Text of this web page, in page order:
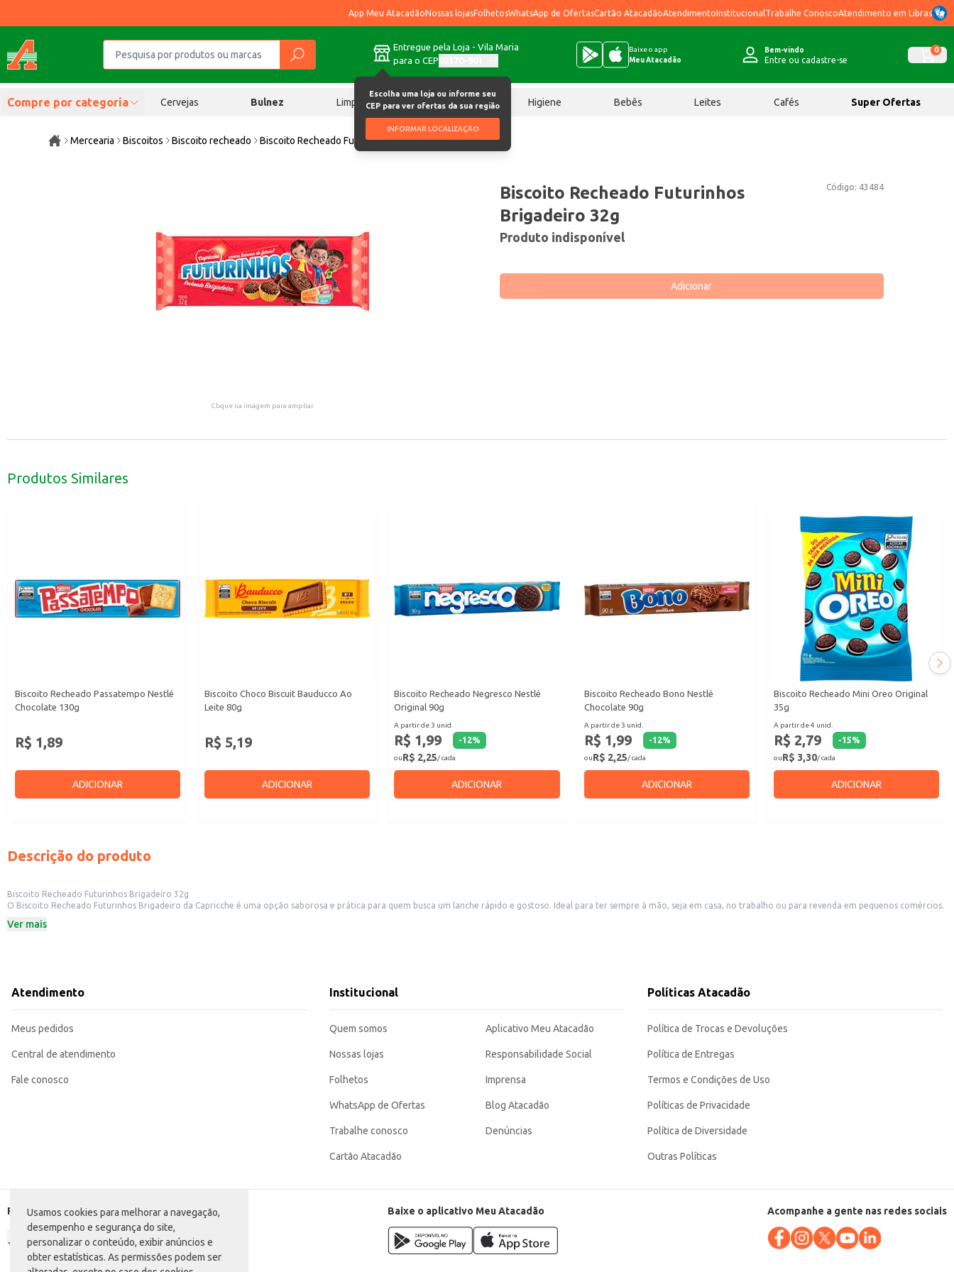
Usamos cookies para melhorar a navegação,
desempenho e segurança do site,
personalizar o conteúdo, exibir anúncios e
obter estatísticas. As permissões podem ser
App Meu AtacadãoNossas lojasFolhetosWhatsApp de OfertasCartão AtacadãoAtendimentoInstitucional Trabalhe ConoscoAtendimento em Libras
Entregue pela Loja - Vila Maria
para o CEP
Escolha uma loja ou informe seu
CEP para ver ofertas da sua região
INFORMAR LOCALIZAÇÃO
Baixe o app
Meu Atacadão
Bem-vindo
Entre ou cadastre-se
0
Compre por categoria Cervejas Bulnez Limpeza Chocolates Higiene Bebês Leites Cafés Super Ofertas
Mercearia Biscoitos Biscoito recheado Biscoito Recheado Futurinhos Brigadeiro 32g
Clique na imagem para ampliar.
Código: 43484
Biscoito Recheado Futurinhos
Brigadeiro 32g
Produto indisponível
Adicionar
Produtos Similares
Biscoito Recheado Passatempo Nestlé
Chocolate 130g
R$ 1,89
ADICIONAR
Biscoito Choco Biscuit Bauducco Ao
Leite 80g
R$ 5,19
ADICIONAR
Biscoito Recheado Negresco Nestlé
Original 90g
A partir de 3 unid.
R$ 1,99 -12%
ouR$ 2,25/ cada
ADICIONAR
Biscoito Recheado Bono Nestlé
Chocolate 90g
A partir de 3 unid.
R$ 1,99 -12%
ouR$ 2,25/ cada
ADICIONAR
Biscoito Recheado Mini Oreo Original
35g
A partir de 4 unid.
R$ 2,79 -15%
ouR$ 3,30/ cada
ADICIONAR
Descrição do produto
Biscoito Recheado Futurinhos Brigadeiro 32g
O Biscoito Recheado Futurinhos Brigadeiro da Capricche é uma opção saborosa e prática para quem busca um lanche rápido e gostoso. Ideal para ter sempre à mão, seja em casa, no trabalho ou para revenda em pequenos comércios.
Dicas de Uso:
Ver mais
Atendimento
Meus pedidos
Central de atendimento
Fale conosco
Institucional
Quem somos
Nossas lojas
Folhetos
WhatsApp de Ofertas
Trabalhe conosco
Cartão Atacadão
Aplicativo Meu Atacadão
Responsabilidade Social
Imprensa
Blog Atacadão
Denúncias
Políticas Atacadão
Política de Trocas e Devoluções
Política de Entregas
Termos e Condições de Uso
Políticas de Privacidade
Política de Diversidade
Outras Políticas
Formas de pagamento Baixe o aplicativo Meu Atacadão Acompanhe a gente nas redes sociais